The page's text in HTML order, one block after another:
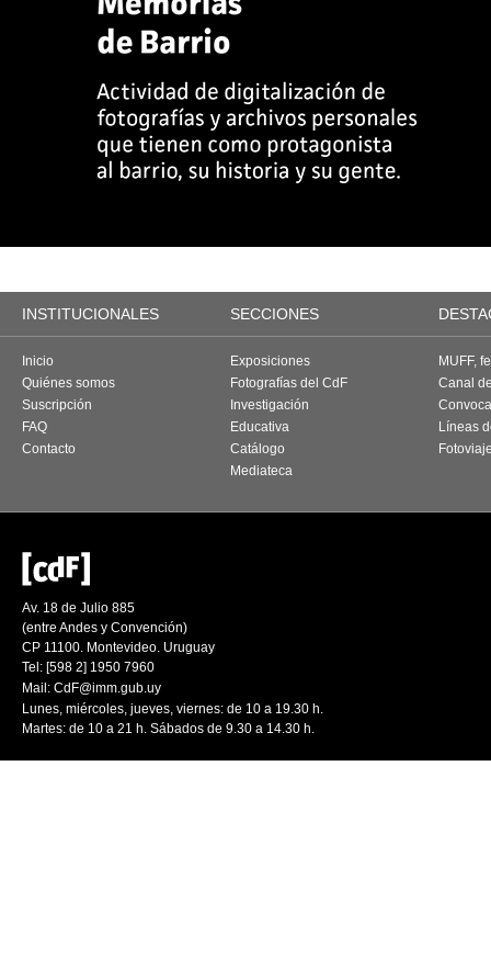
INSTITUCIONALES SECCIONES
Inicio
Quiénes somos
Suscripción
FAQ
Contacto
Exposiciones
Fotografías del CdF
Investigación
Educativa
Catálogo
Mediateca
MUFF,
Canal
Líneas
Av. 18 de Julio 885
(entre Andes y Convención)
CP 11100. Montevideo. Uruguay
Tel: [598 2] 1950 7960
Mail: CdF@imm.gub.uy
Lunes, miércoles, jueves, viernes: de 10 a 19.30 h.
Martes: de 10 a 21 h. Sábados de 9.30 a 14.30 h.